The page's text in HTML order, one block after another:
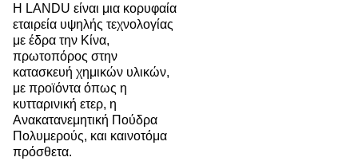
Η LANDU είναι μια κορυφαία
εταιρεία υψηλής τεχνολογίας
με έδρα την Κίνα,
πρωτοπόρος στην
κατασκευή χημικών υλικών,
με προϊόντα όπως η
κυτταρινική ετερ, η
Ανακατανεμητική Πούδρα
Πολυμερούς, και καινοτόμα
πρόσθετα.